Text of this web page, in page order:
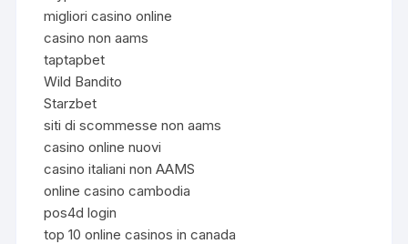
migliori casino online
casino non aams
taptapbet
Wild Bandito
Starzbet
siti di scommesse non aams
casino online nuovi
casino italiani non AAMS
online casino cambodia
pos4d login
top 10 online casinos in canada